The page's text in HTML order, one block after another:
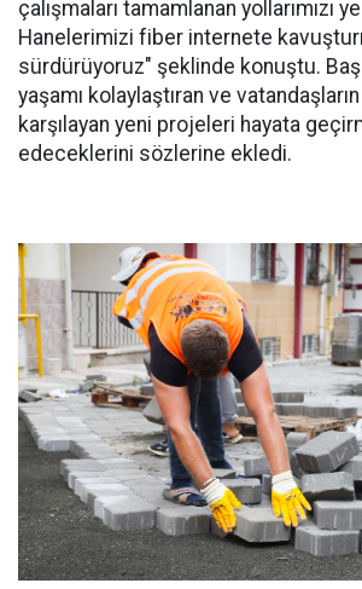
çalışmaları tamamlanan yollarımızı
Hanelerimizi fiber internete
sürdürüyoruz" şeklinde konuştu.
yaşamı kolaylaştıran ve
karşılayan yeni projeleri hayata
edeceklerini sözlerine ekledi.